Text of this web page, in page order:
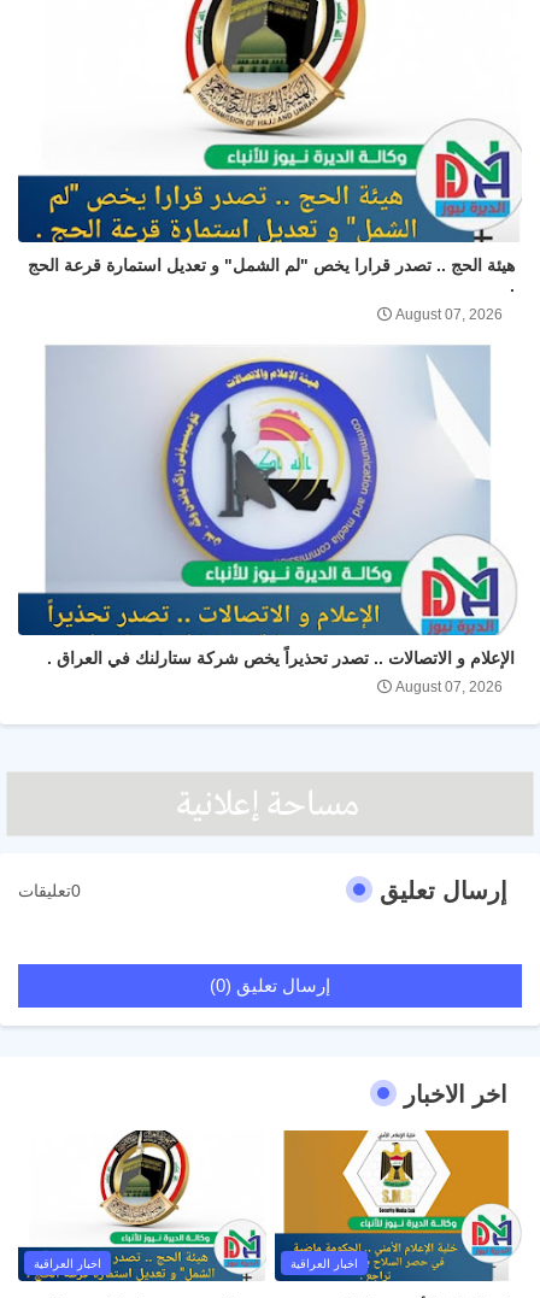
هيئة الحج .. تصدر قرارا يخص "لم الشمل" و تعديل استمارة قرعة الحج
.
August 07, 2026
الإعلام و الاتصالات .. تصدر تحذيراً يخص شركة ستارلنك في العراق .
August 07, 2026
إرسال تعليق 0تعليقات
إرسال تعليق (0)
اخر الاخبار
اخبار العراقية اخبار العراقية